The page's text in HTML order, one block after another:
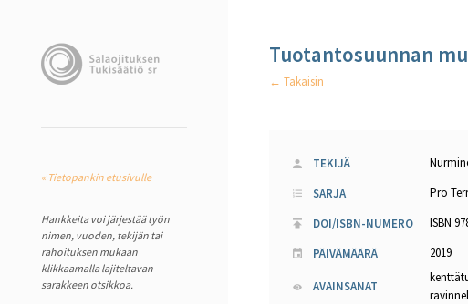
« Tietopankin etusivulle
Hankkeita voi järjestää työn
nimen, vuoden, tekijän tai
rahoituksen mukaan
klikkaamalla lajiteltavan
sarakkeen otsikkoa.
Tuotantosuunnan
← Takaisin
TEKIJÄ
SARJA
Pro
DOI/ISBN-NUMERO
ISBN
PÄIVÄMÄÄRÄ
2019
AVAINSANAT